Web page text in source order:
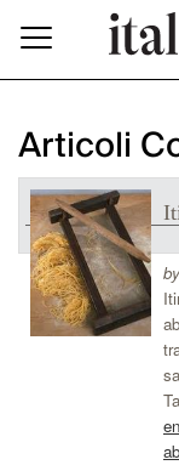
Articoli
by